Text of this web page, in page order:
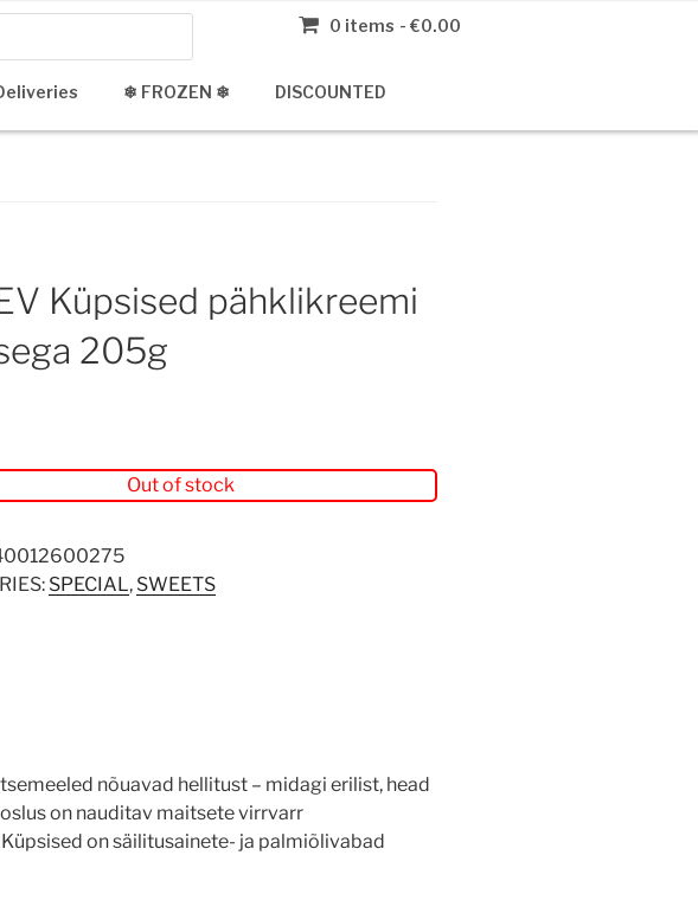
0 items €0.00
❄ FROZEN ❄ DISCOUNTED
Küpsised pähklikreemi
205g
Out of stock
SPECIAL, SWEETS
nõuavad hellitust – midagi erilist, head
on nauditav maitsete virrvarr
on säilitusainete- ja palmiõlivabad